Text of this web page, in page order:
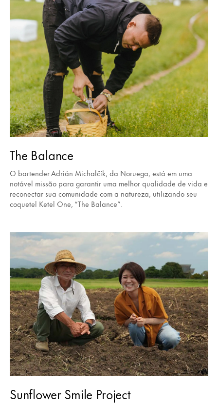
The Balance
O bartender Adrián Michalčík, da Noruega, está em uma
notável missão para garantir uma melhor qualidade de vida e
reconectar sua comunidade com a natureza, utilizando seu
coquetel Ketel One, “The Balance”.
Sunflower Smile Project